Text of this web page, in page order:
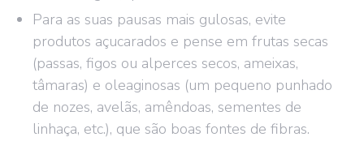
Para as suas pausas mais gulosas, evite
produtos açucarados e pense em frutas secas
(passas, figos ou alperces secos, ameixas,
tâmaras) e oleaginosas (um pequeno punhado
de nozes, avelãs, amêndoas, sementes de
linhaça, etc.), que são boas fontes de fibras.